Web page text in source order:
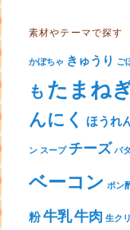
素材やテーマで探す
かぼちゃ きゅうり ご
も たまね
んにく ほうれ
ン スープ チーズ バ
ベーコン ポン
粉牛乳牛肉 生ク